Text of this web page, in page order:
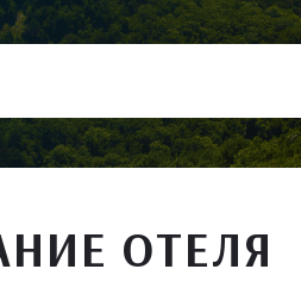
ОТЕЛЯ